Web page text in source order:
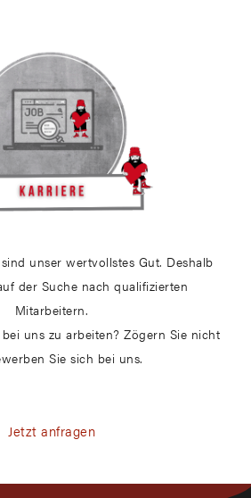
unser wertvollstes Gut. Deshalb
der Suche nach qualifizierten
Mitarbeitern.
uns zu arbeiten? Zögern Sie nicht
Sie sich bei uns.
Jetzt anfragen